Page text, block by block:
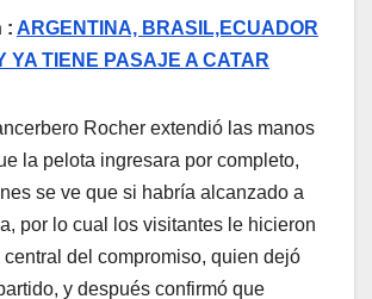
: ARGENTINA, BRASIL,ECUADOR
YA TIENE PASAJE A CATAR
Rocher extendió las manos
la pelota ingresara por completo,
se ve que si habría alcanzado a
por lo cual los visitantes le hicieron
del compromiso, quien dejó
y después confirmó que